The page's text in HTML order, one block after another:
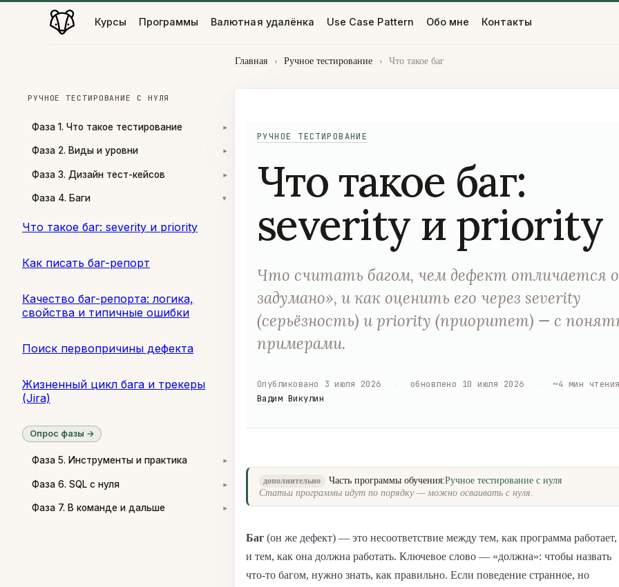
Курсы Программы Валютная удалёнка Use Case Pattern Обо мне Контакты
РУЧНОЕ ТЕСТИРОВАНИЕ С НУЛЯ
Фаза 1. Что такое тестирование ▾
Фаза 2. Виды и уровни ▾
Фаза 3. Дизайн тест-кейсов ▾
Фаза 4. Баги ▾
Что такое баг: severity и priority
Как писать баг-репорт
Качество баг-репорта: логика,
свойства и типичные ошибки
Поиск первопричины дефекта
Жизненный цикл бага и трекеры
(Jira)
Опрос фазы →
Фаза 5. Инструменты и практика ▾
Фаза 6. SQL с нуля ▾
Фаза 7. В команде и дальше ▾
Главная › Ручное тестирование › Что такое баг
РУЧНОЕ ТЕСТИРОВАНИЕ
Что такое баг:
severity и priority
Что считать багом, чем дефект отличается
задумано», и как оценить его через severity
(серьёзность) и priority (приоритет) — с
примерами.
Опубликовано 3 июля 2026 обновлено 10 июля 2026 ~4 мин
Вадим Викулин
дополнительно Часть программы обучения:Ручное тестирование с нуля
Статьи программы идут по порядку — можно осваивать с нуля.
Баг (он же дефект) — это несоответствие между тем, как программа работает,
и тем, как она должна работать. Ключевое слово — «должна»: чтобы назвать
что-то багом, нужно знать, как правильно. Если поведение странное, но